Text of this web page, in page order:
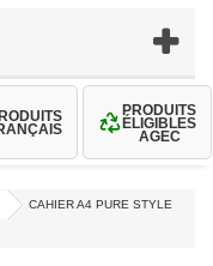
PRODUITS
ÉLIGIBLES
AGEC
CAHIER A4 PURE STYLE